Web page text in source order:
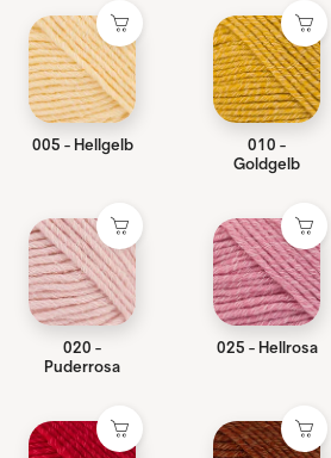
005 - Hellgelb
010 -
Goldgelb
020 -
Puderrosa
025 - Hellrosa